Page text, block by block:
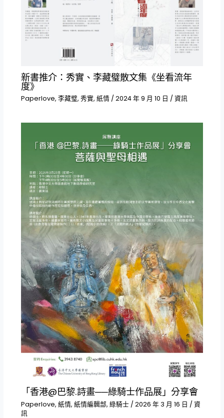
新書推介：秀實、李藏璧散文集《坐看流年
度》
Paperlove, 李藏璧, 秀實, 紙情/ 2024 年 9 月 10 日 / 資訊
「香港@巴黎.詩畫──綠騎士作品展」分享會
Paperlove, 紙情, 紙情編輯部, 綠騎士/ 2026 年 3 月 16 日 / 資
訊